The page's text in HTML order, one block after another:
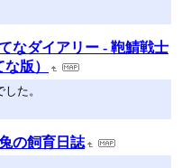
なダイアリー - 鞄鯖戦士
版）
た。
の飼育日誌